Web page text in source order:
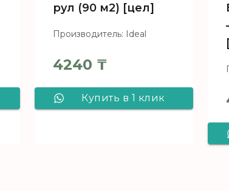
рул (90 м2) [цел]
Производитель: Ideal
4240 ₸
Купить в 1 клик